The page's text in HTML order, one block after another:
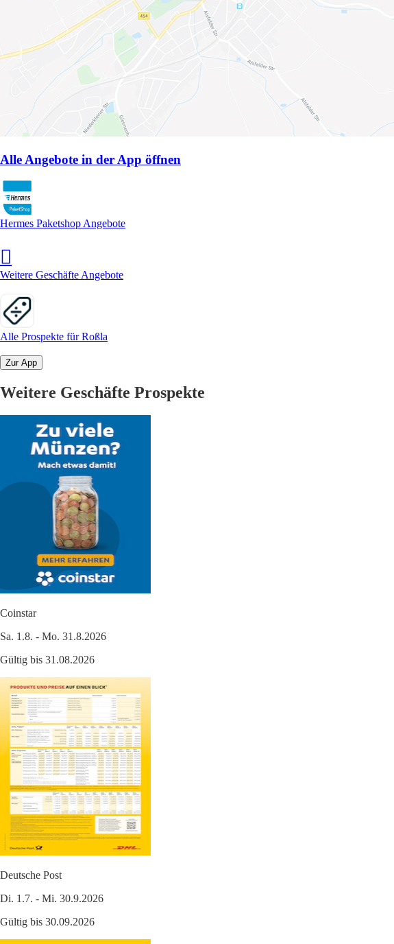
Alle Angebote in der App öffnen
Hermes Paketshop Angebote
Weitere Geschäfte Angebote
Alle Prospekte für Roßla
Zur App
Weitere Geschäfte Prospekte
Coinstar
Sa. 1.8. - Mo. 31.8.2026
Gültig bis 31.08.2026
Deutsche Post
Di. 1.7. - Mi. 30.9.2026
Gültig bis 30.09.2026